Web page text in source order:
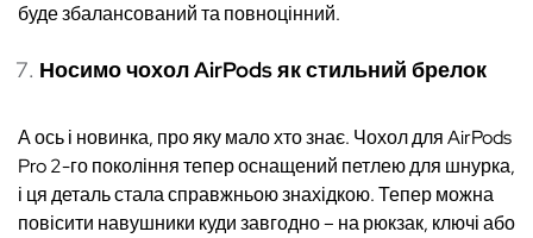
буде збалансований та повноцінний.
Носимо чохол AirPods як стильний брелок
А ось і новинка, про яку мало хто знає. Чохол для AirPods
Pro 2-го покоління тепер оснащений петлею для шнурка,
і ця деталь стала справжньою знахідкою. Тепер можна
повісити навушники куди завгодно – на рюкзак, ключі або